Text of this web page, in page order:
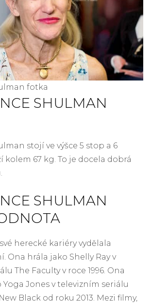
fotka
SHULMAN
stojí ve výšce 5 stop a 6
kolem 67 kg. To je docela dobrá
SHULMAN
herecké kariéry vydělala
Ona hrála jako Shelly Ray v
The Faculty v roce 1996. Ona
Jones v televizním seriálu
Black od roku 2013. Mezi filmy,